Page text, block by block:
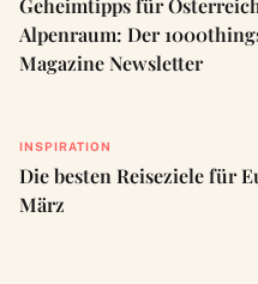
Geheimtipps für
Alpenraum: Der
Magazine Newsletter
INSPIRATION
Die besten Reiseziele für
März